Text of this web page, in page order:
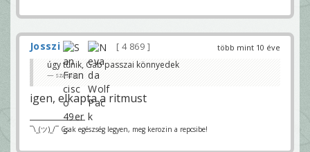
több mint 10 éve
Josszi
4 869
úgy tűnik, Gab passzai könnyedek
szaszia
igen, elkapta a ritmust
¯\_(ツ)_/¯ Csak egészség legyen, meg kerozin a repcsibe!